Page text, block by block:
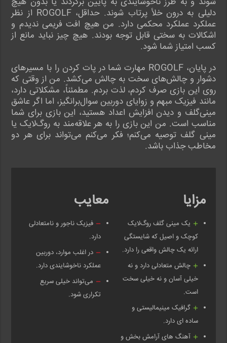
دلیلی به درون خلأ پرتاب شوند. حداقل، ROGOLF از نظر
عملکرد عملکرد محکمی دارد. من هیچ افت فریمی ندیدم و
اشکالات به سختی قابل توجه بودند. هیچ چیز نباید مانع از
کسب امتیاز شما شود.
در پایان، ROGOLF مهارت شما در پات کردن را با مسیرهای
دشوار و چالش‌های سخت به چالش می‌کشد. من از وقتی که
روی این بازی صرف کردم، لذت بردم. مطمئناً، مشکلاتی دارد،
مانند فیزیک مبهم و زوایای دوربین سوال‌برانگیز، اما اگر عاشق
مینی‌گلف و دیدن افزایش اعداد هستید، این بازی برای شما
مناسب است. من این بازی را به هر علاقه‌مند به روگ‌لایک یا
مینی گلف توصیه می‌کنم؛ فکر می‌کنم می‌تواند برای هر دو
مخاطب جذاب باشد.
مزایا
یک مینی گلف روگ‌لایک
کوچک و اصیل که شایستگی
ارائه یک چالش واقعی را دارد.
چالش متعادلی دارد و نه
خیلی آسان و نه خیلی سخت
است.
گرافیک مینیمالیستی و
ساده ای دارد.
آهنگ های آرامش بخش و
معایب
فیزیک ناجور و نامتعادلی
دارد.
در اغلب موارد، دوربین
عملکرد ناخوشایندی دارد.
می‌تواند خیلی سریع
تکراری شود.